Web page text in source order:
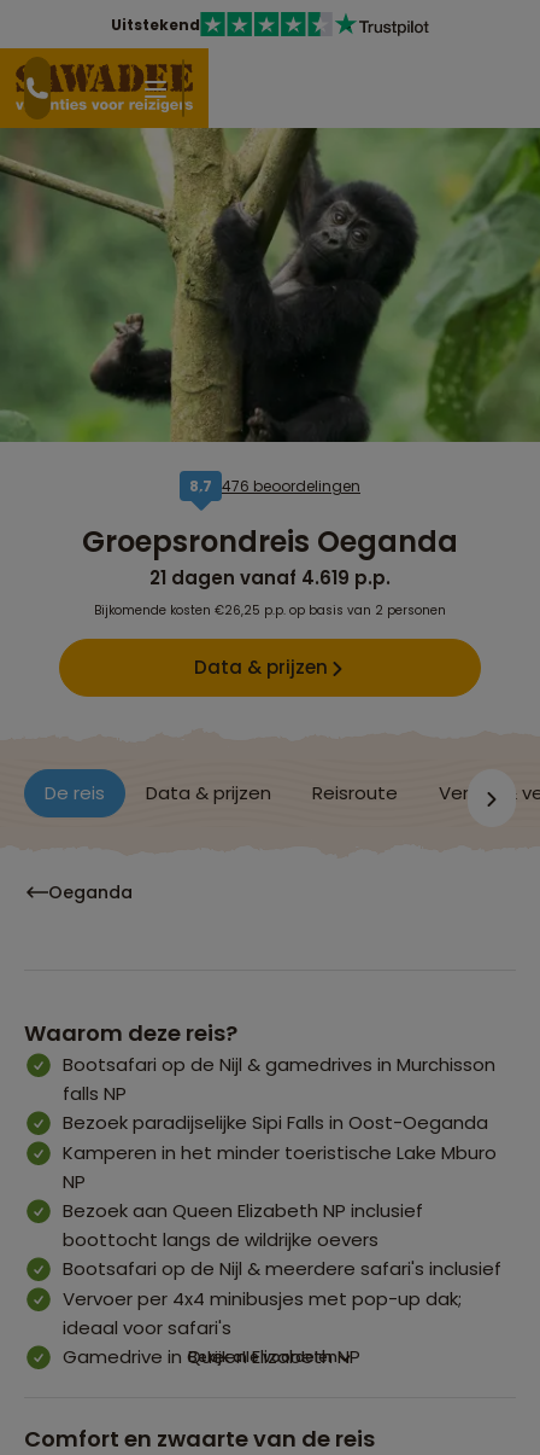
Uitstekend
8,7 476 beoordelingen
Groepsrondreis Oeganda
21 dagen vanaf 4.619 p.p.
Bijkomende kosten €26,25 p.p. op basis van 2 personen
Data & prijzen
De reis Data & prijzen Reisroute Verblijf &
Oeganda
Waarom deze reis?
Bootsafari op de Nijl & gamedrives in Murchisson
falls NP
Bezoek paradijselijke Sipi Falls in Oost-Oeganda
Kamperen in het minder toeristische Lake Mburo
NP
Bezoek aan Queen Elizabeth NP inclusief
boottocht langs de wildrijke oevers
Bootsafari op de Nijl & meerdere safari's inclusief
Vervoer per 4x4 minibusjes met pop-up dak;
ideaal voor safari's
Gamedrive in Queen Elizabeth NP
Bekijk alle voordelen
Comfort en zwaarte van de reis